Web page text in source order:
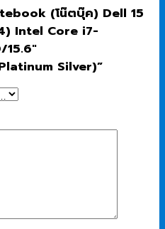
(โน๊ตบุ๊ค) Dell 15
Intel Core i7-
15.6″
Silver)”